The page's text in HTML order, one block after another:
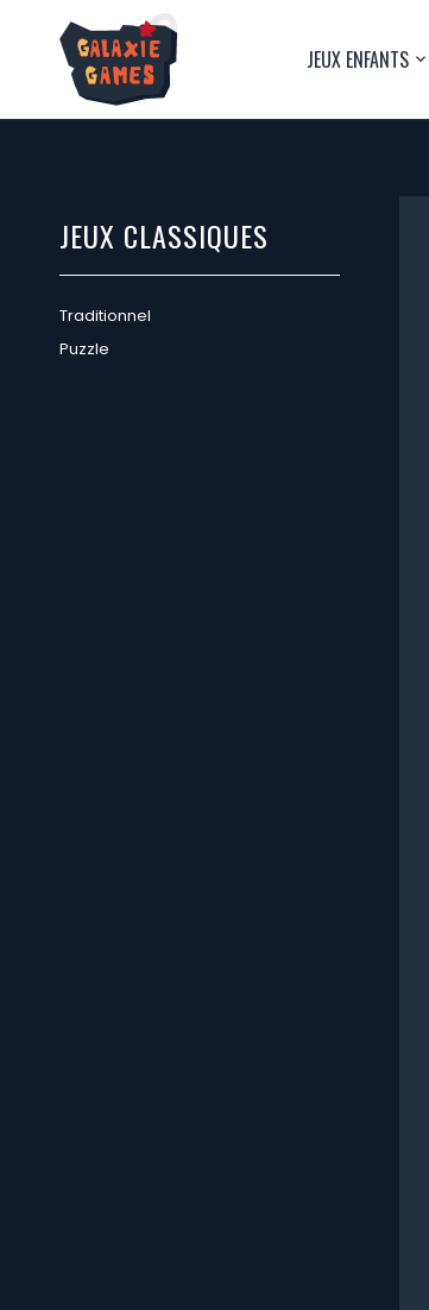
JEUX ENFANTS
JEUX CLASSIQUES
Traditionnel
Puzzle